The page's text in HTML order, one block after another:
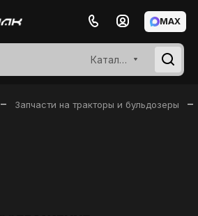
Каталог
MAX
– Запчасти на тракторы и бульдозеры –